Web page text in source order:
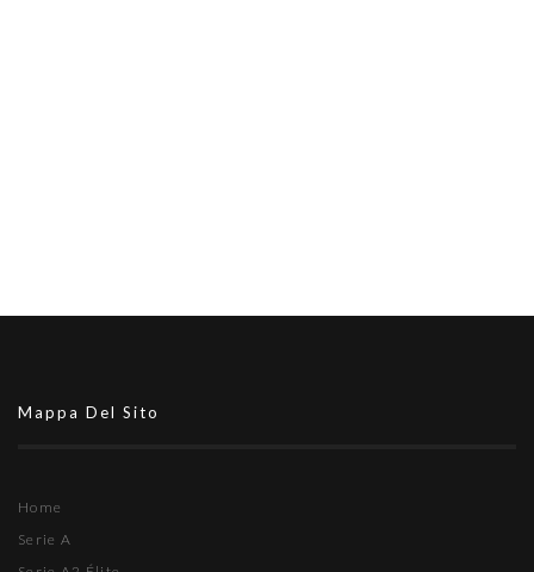
Mappa Del Sito
Home
Serie A